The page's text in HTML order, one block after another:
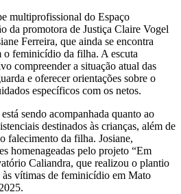
multiprofissional do Espaço
da promotora de Justiça Claire Vogel
Ferreira, que ainda se encontra
o feminicídio da filha. A escuta
compreender a situação atual das
e oferecer orientações sobre o
específicos com os netos.
sendo acompanhada quanto ao
destinados às crianças, além de
falecimento da filha. Josiane,
homenageadas pelo projeto “Em
Caliandra, que realizou o plantio
às vítimas de feminicídio em Mato